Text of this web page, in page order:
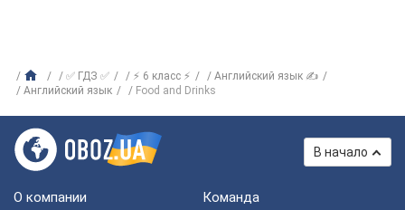
✅ ГДЗ ✅ ⚡ 6 класс ⚡
Английский язык ✍
Английский язык
Food and Drinks
В начало
О компании Команда